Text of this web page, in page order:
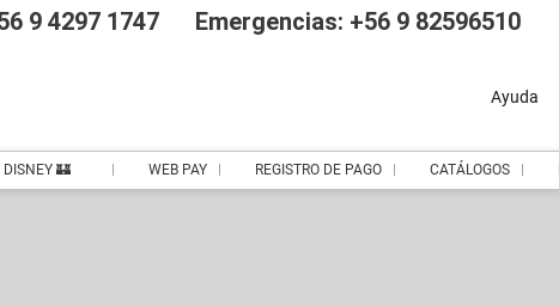
9 4297 1747 Emergencias: +56 9 82596510
Ayuda
DISNEY 🏰 WEB PAY REGISTRO DE PAGO CATÁLOGOS